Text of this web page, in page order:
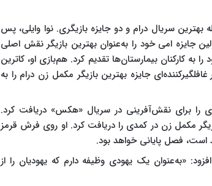
سریال درام و دو جایزه بازیگری. نوا وایلی، پس
جایزه امی خود را به‌عنوان بهترین بازیگر نقش اصلی
به کارکنان بیمارستان‌ها تقدیم کرد. هم‌بازی او، کاترین
جایزه بهترین بازیگر مکمل زن درام را به
را برای نقش‌آفرینی در سریال «هکس» دریافت کرد.
مکمل زن در کمدی را دریافت کرد. او روی فرش قرمز
فصل پایانی خواهد بود.
«به‌عنوان یک یهودی وظیفه دارم که یهودیان را از